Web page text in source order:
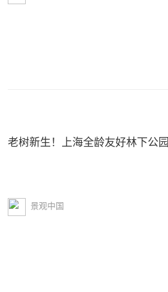
老树新生！上海全龄友好林下公园
景观中国